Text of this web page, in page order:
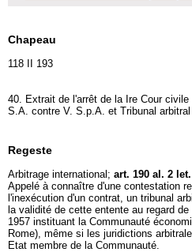
Chapeau
118 II 193
40. Extrait de l'arrêt de la Ire Cour
S.A. contre V. S.p.A. et Tribunal
Regeste
Arbitrage international; art. 190 al. 2
Appelé à connaître d'une contestation
l'inexécution d'un contrat, un tribunal
la validité de cette entente au regard
1957 instituant la Communauté
Rome), même si les juridictions
Etat membre de la Communauté.